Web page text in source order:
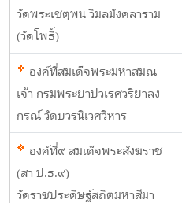
วัดพระเชตุพน วิมลมังคลาราม
(วัดโพธิ์)
องค์ที่สมเด็จพระมหาสมณ
เจ้า กรมพระยาปวเรศวริยาลง
กรณ์ วัดบวรนิเวศวิหาร
องค์ที่๙ สมเด็จพระสังฆราช
(สา ป.ธ.๙)
วัดราชประดิษฐ์สถิตมหาสีมา